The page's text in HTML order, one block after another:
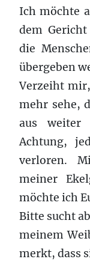
Ich möchte
dem
die
übergeben
Verzeiht
mehr sehe,
aus weiter
Achtung,
verloren.
meiner
möchte ich
Bitte sucht
meinem
merkt, dass